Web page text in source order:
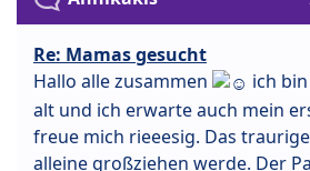
Re: Mamas gesucht
Hallo alle zusammen
ich
alt und ich erwarte auch mein
freue mich rieeesig. Das
alleine großziehen werde. Der